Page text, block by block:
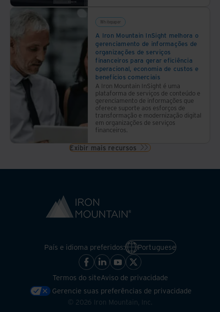
Whitepaper
A Iron Mountain InSight melhora o
gerenciamento de informações de
organizações de serviços
financeiros para gerar eficiência
operacional, economia de custos e
benefícios comerciais
A Iron Mountain InSight é uma
plataforma de serviços de conteúdo e
gerenciamento de informações que
oferece suporte aos esforços de
transformação e modernização digital
em organizações de serviços
financeiros.
Exibir mais recursos
País e idioma preferidos: Portuguese
Termos do siteAviso de privacidade
Gerencie suas preferências de privacidade
© 2026 Iron Mountain, Inc.